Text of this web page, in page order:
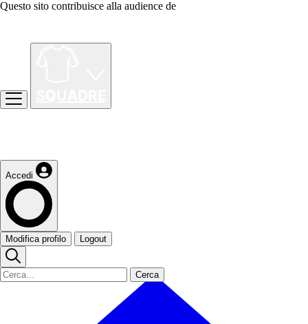
Questo sito contribuisce alla audience de
Accedi
Modifica profilo Logout
Cerca